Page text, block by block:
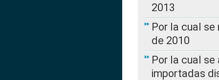
2013
Por la cual se
de 2010
Por la cual
importadas